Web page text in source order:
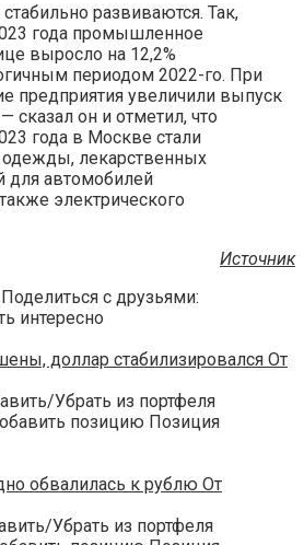
развиваются. Так,
года промышленное
выросло на 12,2%
периодом 2022-го. При
предприятия увеличили выпуск
сказал он и отметил, что
года в Москве стали
лекарственных
для автомобилей
электрического
Источник
с друзьями:
интересно
доллар стабилизировался От
Убрать из портфеля
позицию Позиция
обвалилась к рублю От
Убрать из портфеля